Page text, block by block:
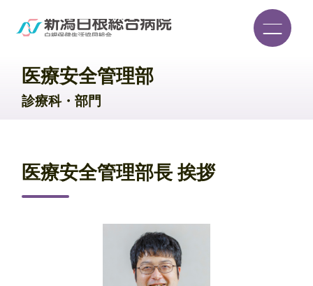
医療安全管理部
診療科・部門
医療安全管理部長 挨拶